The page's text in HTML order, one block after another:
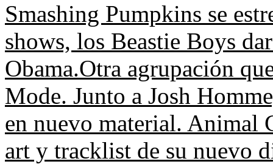
Smashing Pumpkins se
shows, los Beastie Boys
Obama.Otra agrupación
Mode. Junto a Josh
en nuevo material. Animal
art y tracklist de su nuevo